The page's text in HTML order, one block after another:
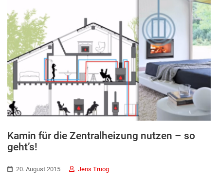
Kamin für die Zentralheizung nutzen – so
geht’s!
20. August 2015 Jens Truog